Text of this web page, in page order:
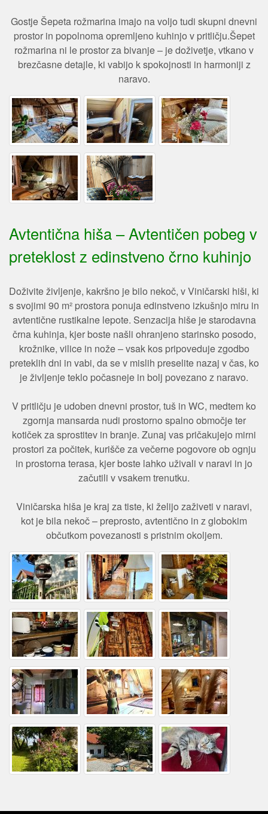
Gostje Šepeta rožmarina imajo na voljo tudi skupni dnevni
prostor in popolnoma opremljeno kuhinjo v pritličju.Šepet
rožmarina ni le prostor za bivanje – je doživetje, vtkano v
brezčasne detajle, ki vabijo k spokojnosti in harmoniji z
naravo.
Avtentična hiša – Avtentičen pobeg v
preteklost z edinstveno črno kuhinjo
Doživite življenje, kakršno je bilo nekoč, v Viničarski hiši, ki
s svojimi 90 m² prostora ponuja edinstveno izkušnjo miru in
avtentične rustikalne lepote. Senzacija hiše je starodavna
črna kuhinja, kjer boste našli ohranjeno starinsko posodo,
krožnike, vilice in nože – vsak kos pripoveduje zgodbo
preteklih dni in vabi, da se v mislih preselite nazaj v čas, ko
je življenje teklo počasneje in bolj povezano z naravo.
V pritličju je udoben dnevni prostor, tuš in WC, medtem ko
zgornja mansarda nudi prostorno spalno območje ter
kotiček za sprostitev in branje. Zunaj vas pričakujejo mirni
prostori za počitek, kurišče za večerne pogovore ob ognju
in prostorna terasa, kjer boste lahko uživali v naravi in jo
začutili v vsakem trenutku.
Viničarska hiša je kraj za tiste, ki želijo zaživeti v naravi,
kot je bila nekoč – preprosto, avtentično in z globokim
občutkom povezanosti s pristnim okoljem.